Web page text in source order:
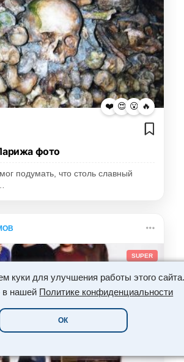
куки для улучшения работы этого сайта.
в нашей Политике конфиденциальности
ОК
❤️ 😍 😮 🔥
фото
подумать, что столь славный
SUPER